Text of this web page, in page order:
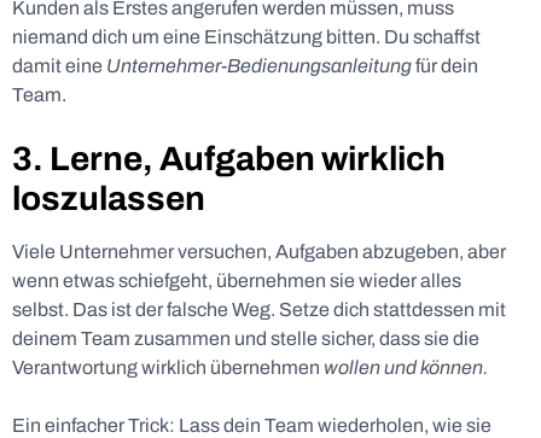
Kunden als Erstes angerufen werden müssen, muss
niemand dich um eine Einschätzung bitten. Du schaffst
damit eine Unternehmer-Bedienungsanleitungfür dein
Team.
3. Lerne, Aufgaben wirklich
loszulassen
Viele Unternehmer versuchen, Aufgaben abzugeben, aber
wenn etwas schiefgeht, übernehmen sie wieder alles
selbst. Das ist der falsche Weg. Setze dich stattdessen mit
deinem Team zusammen und stelle sicher, dass sie die
Verantwortung wirklich übernehmen wollen und können.
Ein einfacher Trick: Lass dein Team wiederholen, wie sie